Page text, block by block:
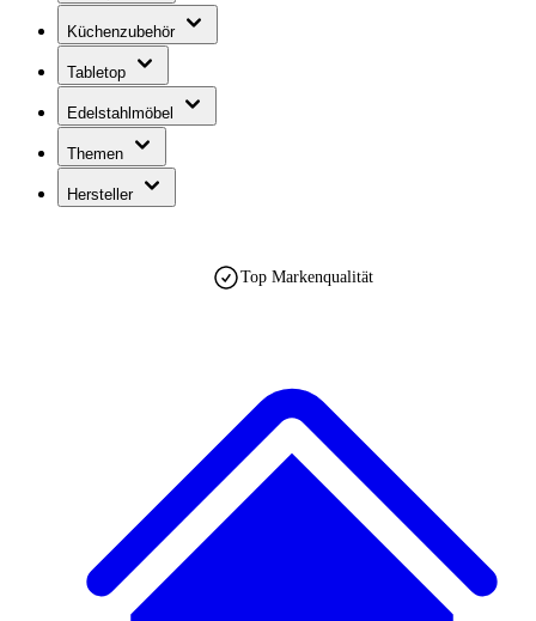
Küchenzubehör
Tabletop
Edelstahlmöbel
Themen
Hersteller
Top Markenqualität